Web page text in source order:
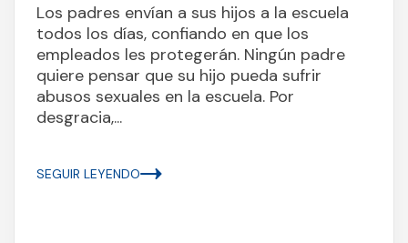
Los padres envían a sus hijos a la escuela
todos los días, confiando en que los
empleados les protegerán. Ningún padre
quiere pensar que su hijo pueda sufrir
abusos sexuales en la escuela. Por
desgracia,...
SEGUIR LEYENDO